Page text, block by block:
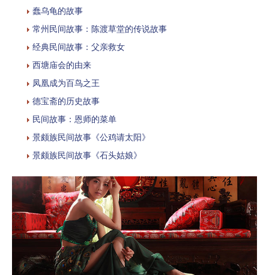
蠢乌龟的故事
常州民间故事：陈渡草堂的传说故事
经典民间故事：父亲救女
西塘庙会的由来
凤凰成为百鸟之王
德宝斋的历史故事
民间故事：恩师的菜单
景颇族民间故事《公鸡请太阳》
景颇族民间故事《石头姑娘》